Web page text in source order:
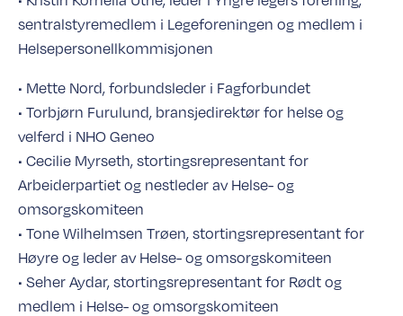
sentralstyremedlem i Legeforeningen og medlem i
Helsepersonellkommisjonen
• Mette Nord, forbundsleder i Fagforbundet
• Torbjørn Furulund, bransjedirektør for helse og
velferd i NHO Geneo
• Cecilie Myrseth, stortingsrepresentant for
Arbeiderpartiet og nestleder av Helse- og
omsorgskomiteen
• Tone Wilhelmsen Trøen, stortingsrepresentant for
Høyre og leder av Helse- og omsorgskomiteen
• Seher Aydar, stortingsrepresentant for Rødt og
medlem i Helse- og omsorgskomiteen